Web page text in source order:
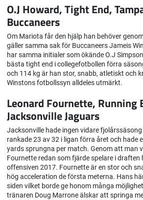
O.J Howard, Tight End,
Buccaneers
Om Mariota får den hjälp han behöver
gäller samma sak för Buccaneers Jameis
har samma initialer som ökände O.J
bästa tight end i collegefotbollen förra
och 114 kg är han stor, snabb, atletiskt och
Winstons fotbollssyn alldeles utmärkt.
Leonard Fournette, Running
Jacksonville Jaguars
Jacksonville hade ingen vidare
rankade 23 av 32 i ligan förra året och hade
yards sprungna per match. Genom att man
Fournette redan som fjärde spelare i
offensiven 2017. Fournette är en stor och
hög acceleration de första meterna. Hans
siden vilket borde ge honom många
tränaren Doug Marrone älskar att springa